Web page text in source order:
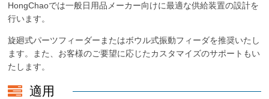
HongChaoでは一般日用品メーカー向けに最適な供給装置の設計を
行います。
旋廻式パーツフィーダーまたはボウル式振動フィーダを推奨いたし
ます。また、お客様のご要望に応じたカスタマイズのサポートもい
たします。
適用